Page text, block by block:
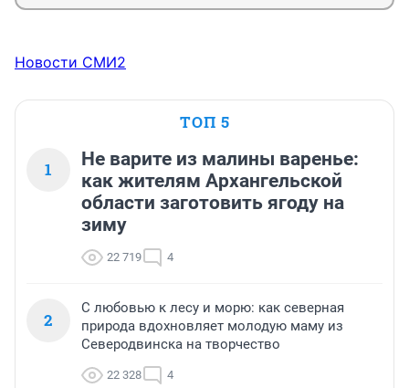
Новости СМИ2
ТОП 5
1
Не варите из малины варенье:
как жителям Архангельской
области заготовить ягоду на
зиму
22 719 4
2
С любовью к лесу и морю: как северная
природа вдохновляет молодую маму из
Северодвинска на творчество
22 328 4